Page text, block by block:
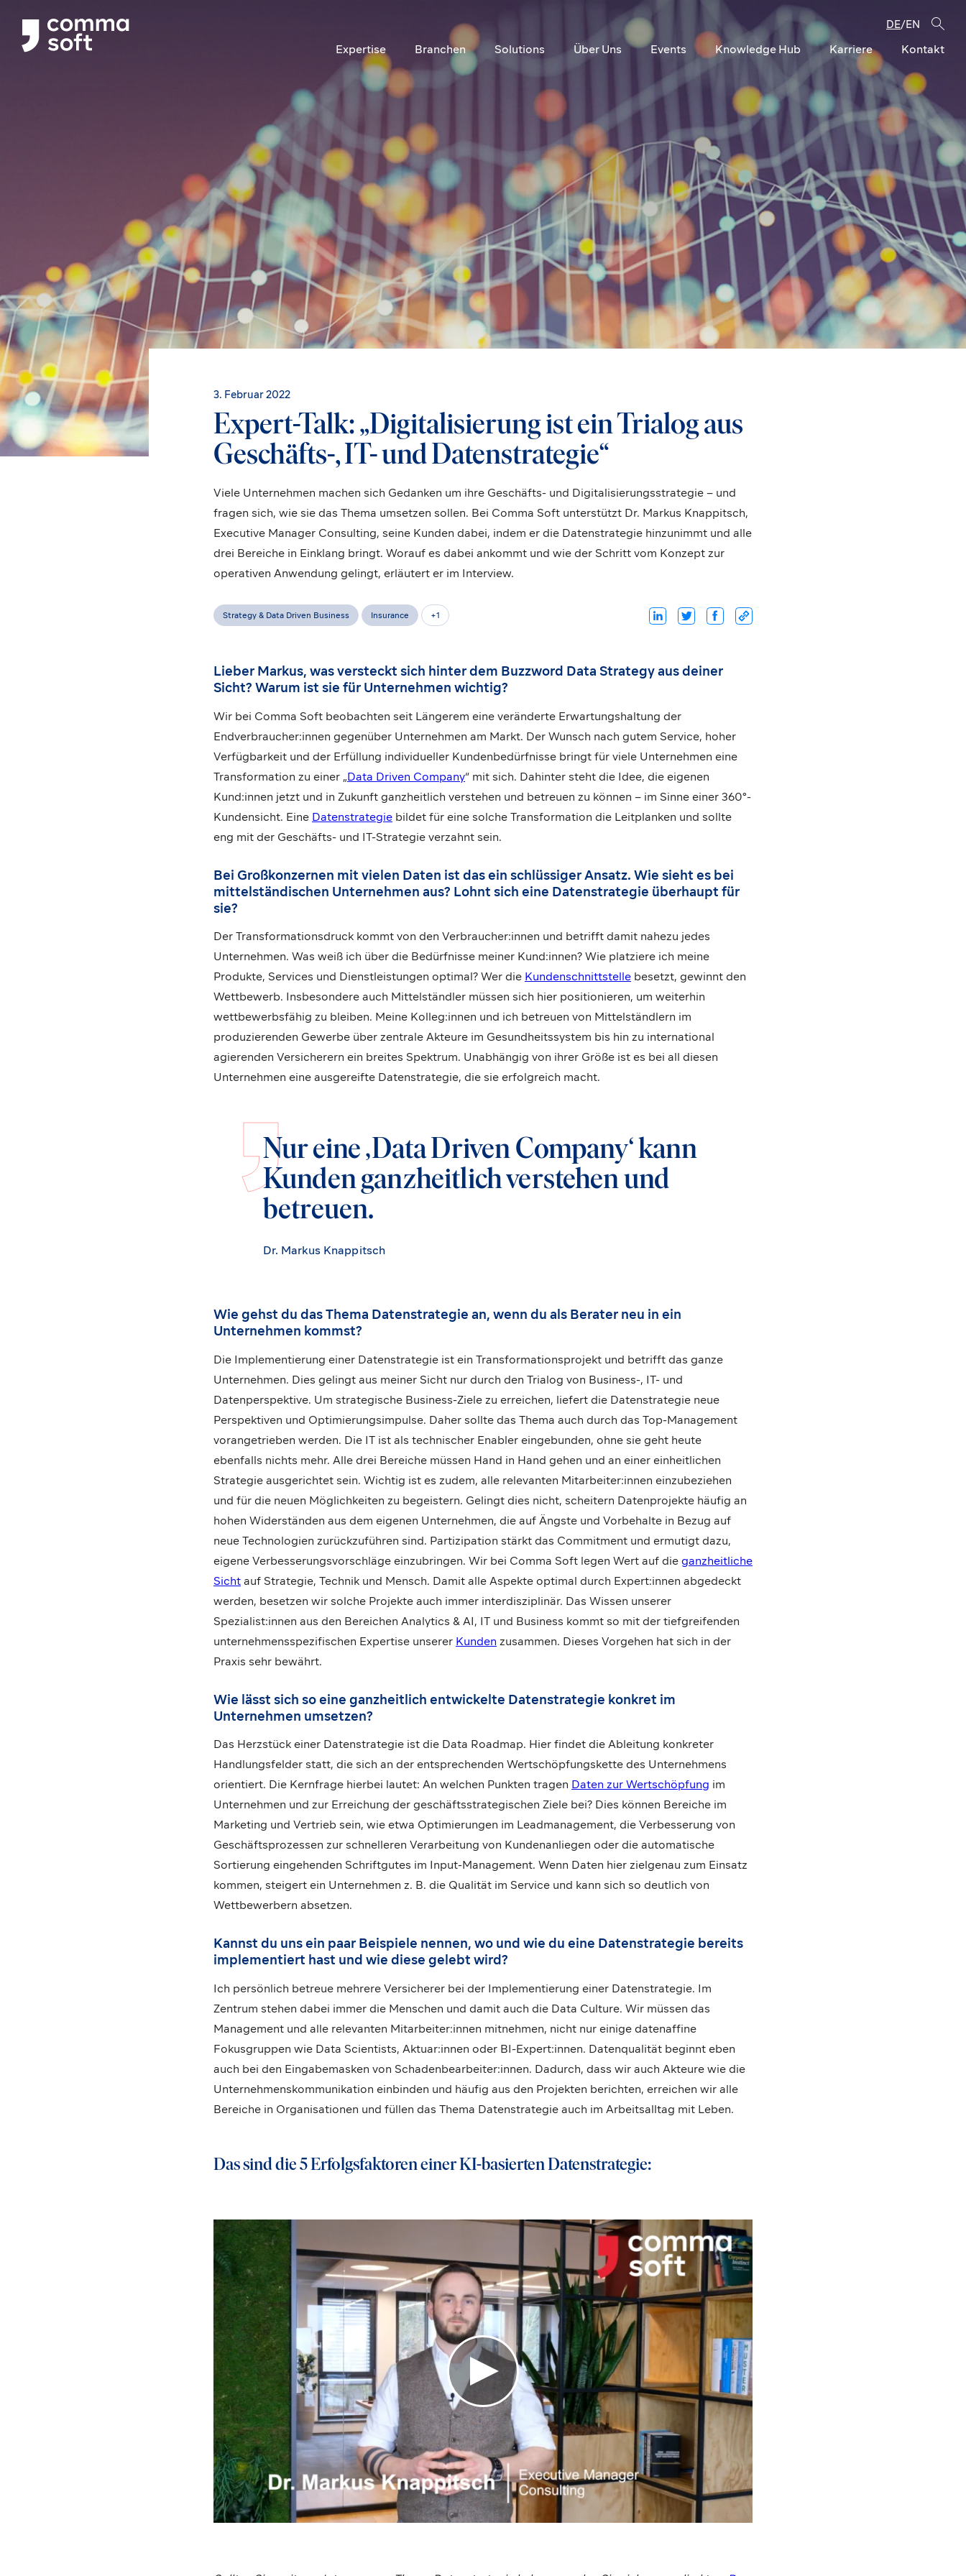
DE/EN
Expertise Branchen Solutions Über Uns Events Knowledge Hub Karriere Kontakt
3. Februar 2022
Expert-Talk: „Digitalisierung ist ein Trialog aus
Geschäfts-, IT- und Daten­strategie“
Viele Unternehmen machen sich Gedanken um ihre Geschäfts- und Digitalisierungsstrategie – und
fragen sich, wie sie das Thema umsetzen sollen. Bei Comma Soft unterstützt Dr. Markus Knappitsch,
Executive Manager Consulting, seine Kunden dabei, indem er die Datenstrategie hinzunimmt und alle
drei Bereiche in Einklang bringt. Worauf es dabei ankommt und wie der Schritt vom Konzept zur
operativen Anwendung gelingt, erläutert er im Interview.
Strategy & Data Driven Business Insurance +1
Lieber Markus, was versteckt sich hinter dem Buzzword Data Strategy aus deiner
Sicht? Warum ist sie für Unternehmen wichtig?
Wir bei Comma Soft beobachten seit Längerem eine veränderte Erwartungshaltung der
Endverbraucher:innen gegenüber Unternehmen am Markt. Der Wunsch nach gutem Service, hoher
Verfügbarkeit und der Erfüllung individueller Kundenbedürfnisse bringt für viele Unternehmen eine
Transformation zu einer „Data Driven Company“ mit sich. Dahinter steht die Idee, die eigenen
Kund:innen jetzt und in Zukunft ganzheitlich verstehen und betreuen zu können – im Sinne einer 360°-
Kundensicht. Eine Datenstrategie bildet für eine solche Transformation die Leitplanken und sollte
eng mit der Geschäfts- und IT-Strategie verzahnt sein.
Bei Großkonzernen mit vielen Daten ist das ein schlüssiger Ansatz. Wie sieht es bei
mittelständischen Unternehmen aus? Lohnt sich eine Datenstrategie überhaupt für
sie?
Der Transformationsdruck kommt von den Verbraucher:innen und betrifft damit nahezu jedes
Unternehmen. Was weiß ich über die Bedürfnisse meiner Kund:innen? Wie platziere ich meine
Produkte, Services und Dienstleistungen optimal? Wer die Kundenschnittstelle besetzt, gewinnt den
Wettbewerb. Insbesondere auch Mittelständler müssen sich hier positionieren, um weiterhin
wettbewerbsfähig zu bleiben. Meine Kolleg:innen und ich betreuen von Mittelständlern im
produzierenden Gewerbe über zentrale Akteure im Gesundheitssystem bis hin zu international
agierenden Versicherern ein breites Spektrum. Unabhängig von ihrer Größe ist es bei all diesen
Unternehmen eine ausgereifte Datenstrategie, die sie erfolgreich macht.
Nur eine ‚Data Driven Company‘ kann
Kunden ganzheitlich verstehen und
betreuen.
Dr. Markus Knappitsch
Wie gehst du das Thema Datenstrategie an, wenn du als Berater neu in ein
Unternehmen kommst?
Die Implementierung einer Datenstrategie ist ein Transformationsprojekt und betrifft das ganze
Unternehmen. Dies gelingt aus meiner Sicht nur durch den Trialog von Business-, IT- und
Datenperspektive. Um strategische Business-Ziele zu erreichen, liefert die Datenstrategie neue
Perspektiven und Optimierungsimpulse. Daher sollte das Thema auch durch das Top-Management
vorangetrieben werden. Die IT ist als technischer Enabler eingebunden, ohne sie geht heute
ebenfalls nichts mehr. Alle drei Bereiche müssen Hand in Hand gehen und an einer einheitlichen
Strategie ausgerichtet sein. Wichtig ist es zudem, alle relevanten Mitarbeiter:innen einzubeziehen
und für die neuen Möglichkeiten zu begeistern. Gelingt dies nicht, scheitern Datenprojekte häufig an
hohen Widerständen aus dem eigenen Unternehmen, die auf Ängste und Vorbehalte in Bezug auf
neue Technologien zurückzuführen sind. Partizipation stärkt das Commitment und ermutigt dazu,
eigene Verbesserungsvorschläge einzubringen. Wir bei Comma Soft legen Wert auf die ganzheitliche
Sicht auf Strategie, Technik und Mensch. Damit alle Aspekte optimal durch Expert:innen abgedeckt
werden, besetzen wir solche Projekte auch immer interdisziplinär. Das Wissen unserer
Spezialist:innen aus den Bereichen Analytics & AI, IT und Business kommt so mit der tiefgreifenden
unternehmensspezifischen Expertise unserer Kunden zusammen. Dieses Vorgehen hat sich in der
Praxis sehr bewährt.
Wie lässt sich so eine ganzheitlich entwickelte Datenstrategie konkret im
Unternehmen umsetzen?
Das Herzstück einer Datenstrategie ist die Data Roadmap. Hier findet die Ableitung konkreter
Handlungsfelder statt, die sich an der entsprechenden Wertschöpfungskette des Unternehmens
orientiert. Die Kernfrage hierbei lautet: An welchen Punkten tragen Daten zur Wertschöpfung im
Unternehmen und zur Erreichung der geschäftsstrategischen Ziele bei? Dies können Bereiche im
Marketing und Vertrieb sein, wie etwa Optimierungen im Leadmanagement, die Verbesserung von
Geschäftsprozessen zur schnelleren Verarbeitung von Kundenanliegen oder die automatische
Sortierung eingehenden Schriftgutes im Input-Management. Wenn Daten hier zielgenau zum Einsatz
kommen, steigert ein Unternehmen z. B. die Qualität im Service und kann sich so deutlich von
Wettbewerbern absetzen.
Kannst du uns ein paar Beispiele nennen, wo und wie du eine Datenstrategie bereits
implementiert hast und wie diese gelebt wird?
Ich persönlich betreue mehrere Versicherer bei der Implementierung einer Datenstrategie. Im
Zentrum stehen dabei immer die Menschen und damit auch die Data Culture. Wir müssen das
Management und alle relevanten Mitarbeiter:innen mitnehmen, nicht nur einige datenaffine
Fokusgruppen wie Data Scientists, Aktuar:innen oder BI-Expert:innen. Datenqualität beginnt eben
auch bei den Eingabemasken von Schadenbearbeiter:innen. Dadurch, dass wir auch Akteure wie die
Unternehmenskommunikation einbinden und häufig aus den Projekten berichten, erreichen wir alle
Bereiche in Organisationen und füllen das Thema Datenstrategie auch im Arbeitsalltag mit Leben.
Das sind die 5 Erfolgsfaktoren einer KI-basierten Datenstrategie: